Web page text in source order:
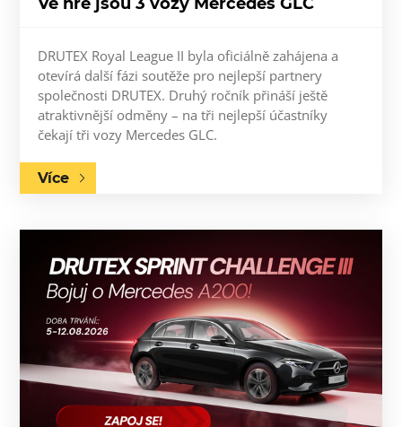
DRUTEX Royal League II byla oficiálně zahájena a
otevírá další fázi soutěže pro nejlepší partnery
společnosti DRUTEX. Druhý ročník přináší ještě
atraktivnější odměny – na tři nejlepší účastníky
čekají tři vozy Mercedes GLC.
Více